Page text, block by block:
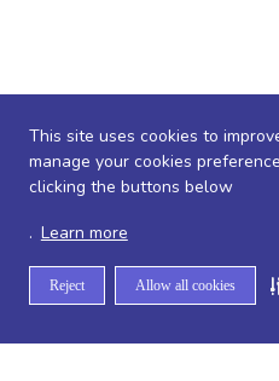
This site uses cookies to
manage your cookies
clicking the buttons below
. Learn more
Reject Allow all cookies